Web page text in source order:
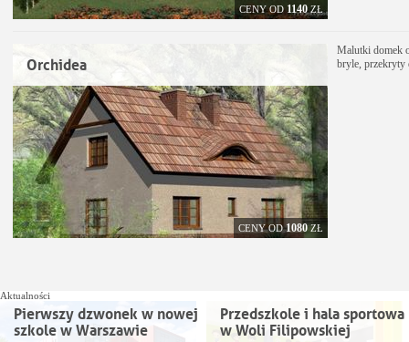
CENY OD 1140ZŁ
Orchidea
CENY OD1080ZŁ
Malutki domek
bryle, przekryty
Aktualności
Pierwszy dzwonek w nowej
szkole w Warszawie
Przedszkole i hala sportowa
w Woli Filipowskiej